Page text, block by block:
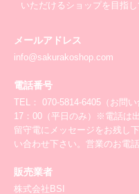
いただけるショップを目指し
メールアドレス
info@sakurakoshop.com
電話番号
TEL： 070-5814-6405（お問
17：00（平日のみ）※電話は
留守電にメッセージをお残し
い合わせ下さい。営業のお電
販売業者
株式会社BSI